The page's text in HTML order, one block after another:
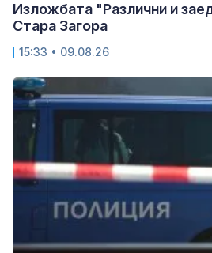
Изложбата "Различни и
Стара Загора
15:33 • 09.08.26